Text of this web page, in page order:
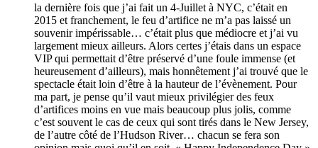
la dernière fois que j’ai fait un 4-Juillet à NYC, c’était en
2015 et franchement, le feu d’artifice ne m’a pas laissé un
souvenir impérissable… c’était plus que médiocre et j’ai vu
largement mieux ailleurs. Alors certes j’étais dans un espace
VIP qui permettait d’être préservé d’une foule immense (et
heureusement d’ailleurs), mais honnêtement j’ai trouvé que le
spectacle était loin d’être à la hauteur de l’évènement. Pour
ma part, je pense qu’il vaut mieux privilégier des feux
d’artifices moins en vue mais beaucoup plus jolis, comme
c’est souvent le cas de ceux qui sont tirés dans le New Jersey,
de l’autre côté de l’Hudson River… chacun se fera son